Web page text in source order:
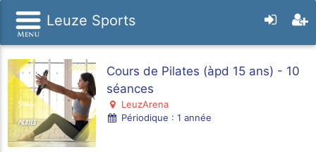
Leuze Sports
Cours de Pilates (àpd 15 ans) - 10
séances
LeuzArena
Périodique : 1 année